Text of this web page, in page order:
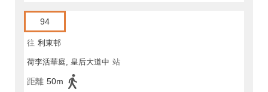
94
往 利東邨
荷李活華庭, 皇后大道中 站
距離 50m